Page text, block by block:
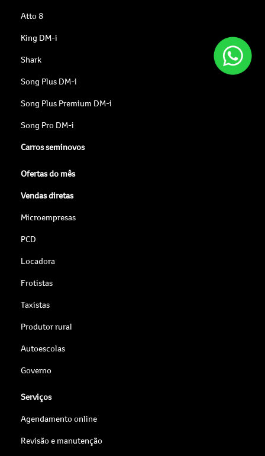
Atto 8
King DM-i
Shark
Song Plus DM-i
Song Plus Premium DM-i
Song Pro DM-i
Carros seminovos
Ofertas do mês
Vendas diretas
Microempresas
PCD
Locadora
Frotistas
Taxistas
Produtor rural
Autoescolas
Governo
Serviços
Agendamento online
Revisão e manutenção